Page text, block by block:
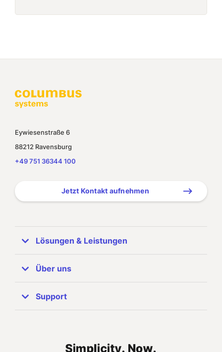
Eywiesenstraße 6
88212 Ravensburg
+49 751 36344 100
Jetzt Kontakt aufnehmen
Lösungen & Leistungen
ERP Systeme
SAP Business One
Referenzen
Über uns
Unternehmen
SAP Partner
Support